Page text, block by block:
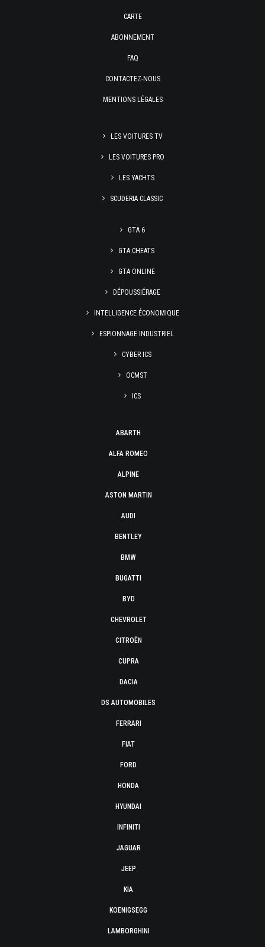
CARTE
ABONNEMENT
FAQ
CONTACTEZ-NOUS
MENTIONS LÉGALES
LES VOITURES TV
LES VOITURES PRO
LES YACHTS
SCUDERIA CLASSIC
GTA 6
GTA CHEATS
GTA ONLINE
DÉPOUSSIÉRAGE
INTELLIGENCE ÉCONOMIQUE
ESPIONNAGE INDUSTRIEL
CYBER ICS
OCMST
ICS
ABARTH
ALFA ROMEO
ALPINE
ASTON MARTIN
AUDI
BENTLEY
BMW
BUGATTI
BYD
CHEVROLET
CITROËN
CUPRA
DACIA
DS AUTOMOBILES
FERRARI
FIAT
FORD
HONDA
HYUNDAI
INFINITI
JAGUAR
JEEP
KIA
KOENIGSEGG
LAMBORGHINI